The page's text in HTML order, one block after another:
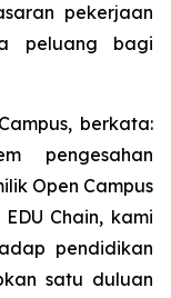
pekerjaan
peluang bagi
berkata:
pengesahan
Open Campus
Chain, kami
pendidikan
satu duluan